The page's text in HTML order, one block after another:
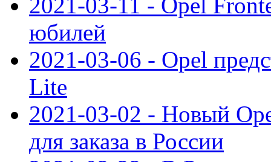
юбилей
2021-03-06 - Opel
Lite
2021-03-02 - Новый
для заказа в России